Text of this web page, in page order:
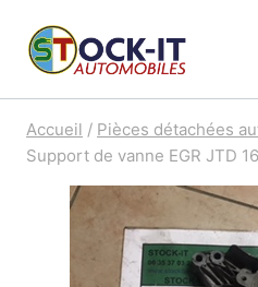
Accueil / Pièces détachées
Support de vanne EGR JTD